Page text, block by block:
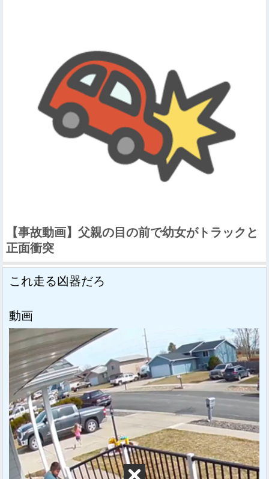
【事故動画】父親の目の前で幼女がトラックと
正面衝突
これ走る凶器だろ
動画